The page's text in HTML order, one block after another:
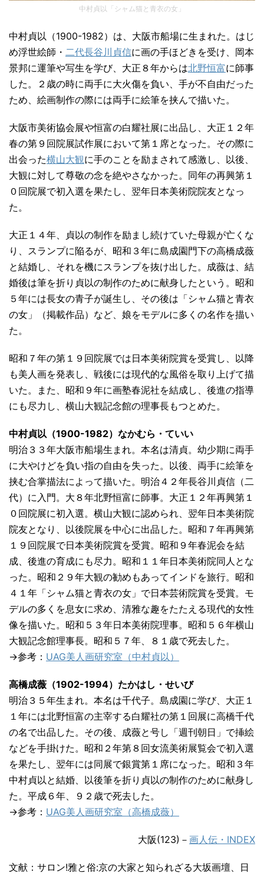
中村貞以「シャム猫と青衣の女」
中村貞以（1900-1982）は、大阪市船場に生まれた。はじ
め浮世絵師・ 二代長谷川貞信に画の手ほどきを受け、岡本
景邦に運筆や写生を学び、大正８年からは北野恒富に師事
した。２歳の時に両手に大火傷を負い、手が不自由だった
ため、絵画制作の際には両手に絵筆を挟んで描いた。
大阪市美術協会展や恒富の白耀社展に出品し、大正１２年
春の第９回院展試作展において第１席となった。その際に
出会った横山大観に手のことを励まされて感激し、以後、
大観に対して尊敬の念を絶やさなかった。同年の再興第１
０回院展で初入選を果たし、翌年日本美術院院友となっ
た。
大正１４年、貞以の制作を励まし続けていた母親が亡くな
り、スランプに陥るが、昭和３年に島成園門下の高橋成薇
と結婚し、それを機にスランプを抜け出した。成薇は、結
婚後は筆を折り貞以の制作のために献身したという。昭和
５年には長女の青子が誕生し、その後は「シャム猫と青衣
の女」（掲載作品）など、娘をモデルに多くの名作を描い
た。
昭和７年の第１９回院展では日本美術院賞を受賞し、以降
も美人画を発表し、戦後には現代的な風俗を取り上げて描
いた。また、昭和９年に画塾春泥社を結成し、後進の指導
にも尽力し、横山大観記念館の理事長もつとめた。
中村貞以（1900-1982）なかむら・ていい
明治３３年大阪市船場生まれ。本名は清貞。幼少期に両手
に大やけどを負い指の自由を失った。以後、両手に絵筆を
挟む合掌描法によって描いた。明治４２年長谷川貞信（二
代）に入門。大８年北野恒富に師事。大正１２年再興第１
０回院展に初入選。横山大観に認められ、翌年日本美術院
院友となり、以後院展を中心に出品した。昭和７年再興第
１９回院展で日本美術院賞を受賞。昭和９年春泥会を結
成、後進の育成にも尽力。昭和１１年日本美術院同人とな
った。昭和２９年大観の勧めもあってインドを旅行。昭和
４１年「シャム猫と青衣の女」で日本芸術院賞を受賞。モ
デルの多くを息女に求め、清雅な趣をたたえる現代的女性
像を描いた。昭和５３年日本美術院理事。昭和５６年横山
大観記念館理事長。昭和５７年、８１歳で死去した。
→参考： UAG美人画研究室（中村貞以）
高橋成薇（1902-1994）たかはし・せいび
明治３５年生まれ。本名は千代子。島成園に学び、大正１
１年には北野恒富の主宰する白耀社の第１回展に高橋千代
の名で出品した。その後、成薇と号し「週刊朝日」で挿絵
などを手掛けた。昭和２年第８回女流美術展覧会で初入選
を果たし、翌年には同展で銀賞第１席になった。昭和３年
中村貞以と結婚、以後筆を折り貞以の制作のために献身し
た。平成６年、９２歳で死去した。
→参考： UAG美人画研究室（高橋成薇）
大阪(123)－ 画人伝・INDEX
文献：サロン!雅と俗:京の大家と知られざる大坂画壇、日